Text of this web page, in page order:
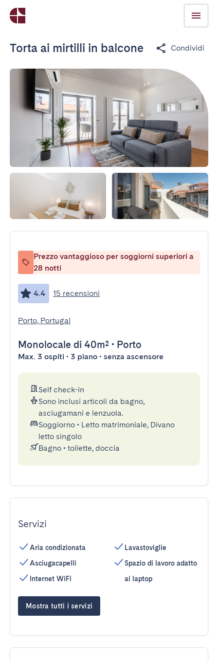
Torta ai mirtilli in balcone Condividi
Prezzo vantaggioso per soggiorni superiori a
28 notti
4.4 15 recensioni
Porto, Portugal
Monolocale di 40m² • Porto
Max. 3 ospiti • 3 piano • senza ascensore
Self check-in
Sono inclusi articoli da bagno,
asciugamani e lenzuola.
Soggiorno • Letto matrimoniale, Divano
letto singolo
Bagno • toilette, doccia
Servizi
Aria condizionata
Asciugacapelli
Internet WiFi
Lavastoviglie
Spazio di lavoro adatto
ai laptop
Mostra tutti i servizi